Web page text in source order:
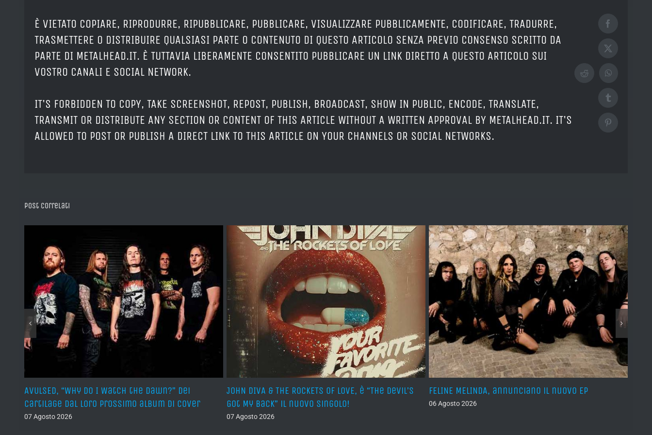
È VIETATO COPIARE, RIPRODURRE, RIPUBBLICARE, PUBBLICARE, VISUALIZZARE PUBBLICAMENTE, CODIFICARE, TRADURRE,
TRASMETTERE O DISTRIBUIRE QUALSIASI PARTE O CONTENUTO DI QUESTO ARTICOLO SENZA PREVIO CONSENSO SCRITTO DA
PARTE DI METALHEAD.IT. È TUTTAVIA LIBERAMENTE CONSENTITO PUBBLICARE UN LINK DIRETTO A QUESTO ARTICOLO SUI
VOSTRO CANALI E SOCIAL NETWORK.
IT'S FORBIDDEN TO COPY, TAKE SCREENSHOT, REPOST, PUBLISH, BROADCAST, SHOW IN PUBLIC, ENCODE, TRANSLATE,
TRANSMIT OR DISTRIBUTE ANY SECTION OR CONTENT OF THIS ARTICLE WITHOUT A WRITTEN APPROVAL BY METALHEAD.IT. IT'S
ALLOWED TO POST OR PUBLISH A DIRECT LINK TO THIS ARTICLE ON YOUR CHANNELS OR SOCIAL NETWORKS.
Facebook
X
RedditWhatsApp
Tumblr
Pinterest
Post correlati
AVULSED, “Why Do I Watch the Dawn?” dei
Cartilage dal loro prossimo album di cover
07 Agosto 2026
JOHN DIVA & THE ROCKETS OF LOVE, è “The Devil’s
Got My Back” il nuovo singolo!
07 Agosto 2026
FELINE MELINDA, annunciano il nuovo EP
06 Agosto 2026